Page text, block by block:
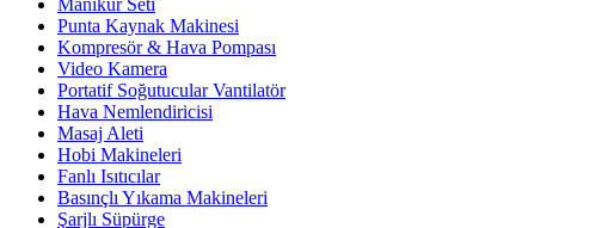
Manikür Seti
Punta Kaynak Makinesi
Kompresör & Hava Pompası
Video Kamera
Portatif Soğutucular Vantilatör
Hava Nemlendiricisi
Masaj Aleti
Hobi Makineleri
Fanlı Isıtıcılar
Basınçlı Yıkama Makineleri
Şarjlı Süpürge